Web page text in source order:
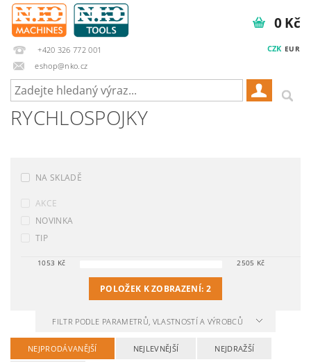
+420 326 772 001
eshop@nko.cz
CZK EUR
0 Kč
RYCHLOSPOJKY
NA SKLADĚ
AKCE
NOVINKA
TIP
1053 Kč 2505 Kč
POLOŽEK K ZOBRAZENÍ: 2
FILTR PODLE PARAMETRŮ, VLASTNOSTÍ A VÝROBCŮ
NEJPRODÁVANĚJŠÍ NEJLEVNĚJŠÍ NEJDRAŽŠÍ